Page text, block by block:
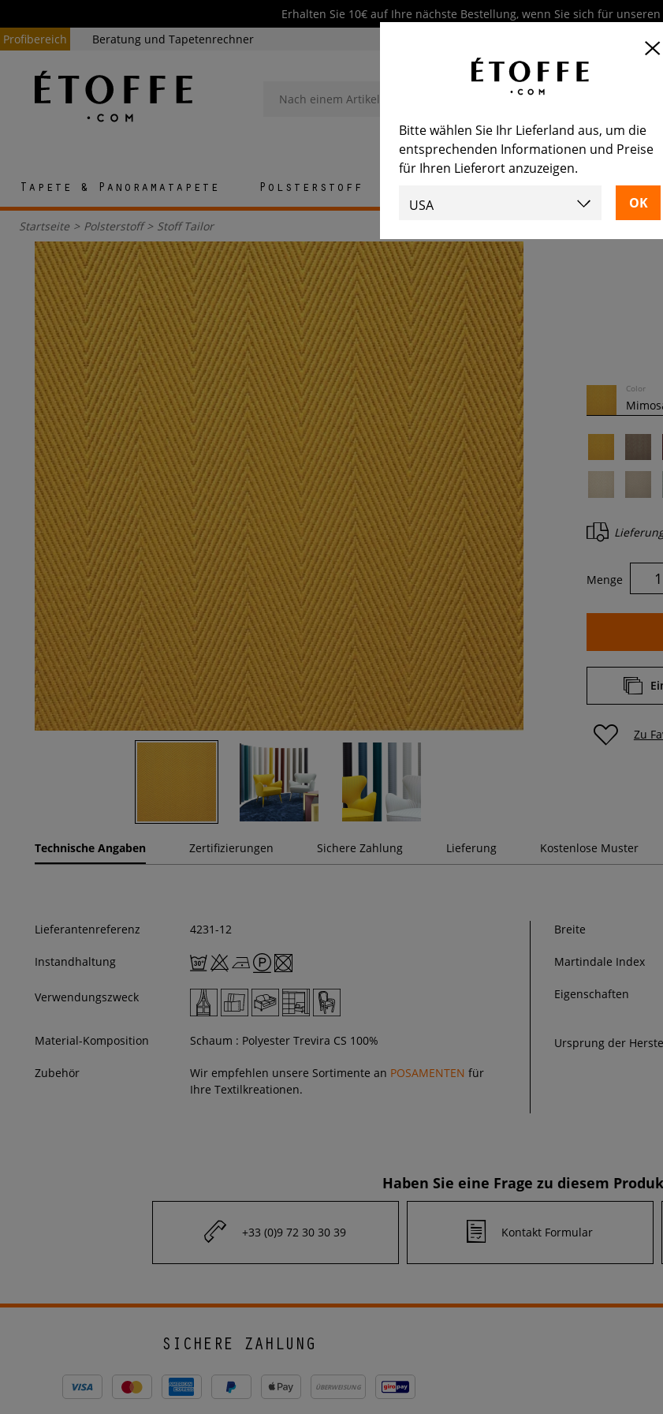
Erhalten Sie 10€ auf Ihre nächste Bestellung, wenn Sie sich für
Profibereich
Beratung und Tapetenrechner
Tapete & Panoramatapete Polsterstoff Möbel
Startseite > Polsterstoff > Stoff Tailor
Color
Menge
Zu
Technische Angaben Zertifizierungen Sichere Zahlung Lieferung Kostenlose Muster
Lieferantenreferenz 4231-12
Instandhaltung
Verwendungszweck
Material-Komposition Schaum : Polyester Trevira CS 100%
Zubehör Wir empfehlen unsere Sortimente an POSAMENTEN für
Ihre Textilkreationen.
Breite
Martindale Index
Eigenschaften
Ursprung der
Haben Sie eine Frage zu diesem
+33 (0)9 72 30 30 39 Kontakt Formular
SICHERE ZAHLUNG
ÜBERWEISUNG
Bitte wählen Sie Ihr Lieferland aus, um die
entsprechenden Informationen und Preise
für Ihren Lieferort anzuzeigen.